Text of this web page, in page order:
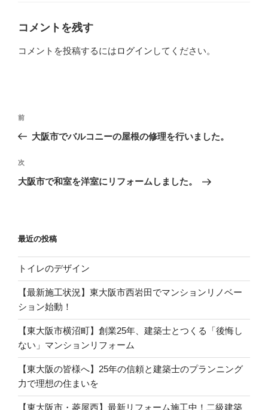
コメントを残す
コメントを投稿するにはログイン してください。
投
ビ
ゲ
ン
過
去
投
稿
前
大阪市でバルコニーの屋根の修理を行いました。
次
の
次
大阪市で和室を洋室にリフォームしました。
最近の投稿
トイレのデザイン
【最新施工状況】東大阪市西岩田でマンションリノベー
ション始動！
【東大阪市横沼町】創業25年、建築士とつくる「後悔し
ない」マンションリフォーム
【東大阪の皆様へ】25年の信頼と建築士のプランニング
力で理想の住まいを
【東大阪市・菱屋西】最新リフォーム施工中！二級建築